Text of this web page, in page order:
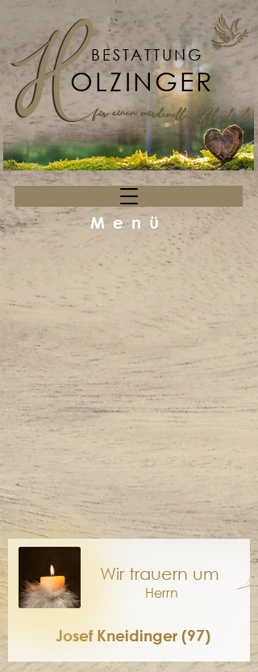
Menü
BESTATTUNG
OLZINGER
Wir trauern um
Josef Kneidinger (97)
Herrn